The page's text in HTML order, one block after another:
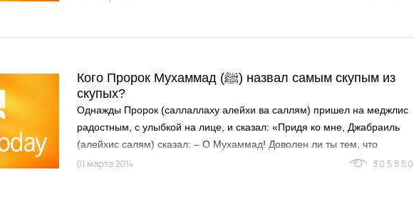
Кого Пророк Мухаммад (ﷺ) назвал самым скупым из
скупых?
Однажды Пророк (саллаллаху алейхи ва саллям) пришел на меджлис
радостным, с улыбкой на лице, и сказал: «Придя ко мне, Джабраиль
(алейхис салям) сказал: – О Мухаммад! Доволен ли ты тем, что
каждому из твоей общины, кто прочтет тебе Салават, будет десять
01 марта 2014 305850